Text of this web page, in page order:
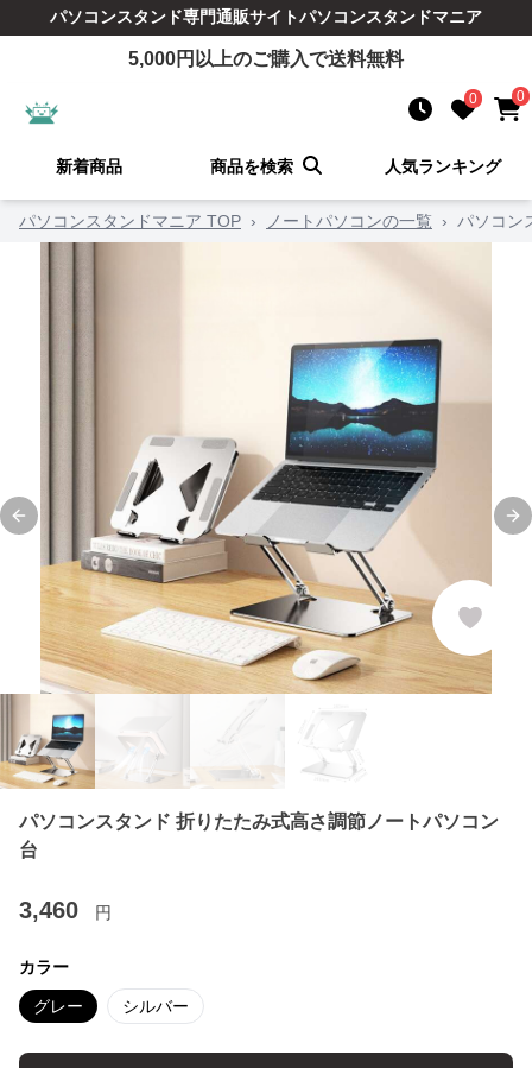
パソコンスタンド専門通販サイトパソコンスタンドマニア
5,000円以上のご購入で送料無料
0 0
新着商品 商品を検索 人気ランキング
パソコンスタンドマニア TOP › ノートパソコンの一覧 › パソコン
Previous slide
パソコンスタンド 折りたたみ式高さ調節ノートパソコン
台
3,460 円
カラー
グレー シルバー